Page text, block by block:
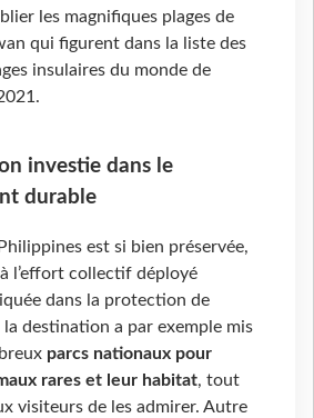
les magnifiques plages de
qui figurent dans la liste des
insulaires du monde de
investie dans le
durable
est si bien préservée,
à l’effort collectif déployé
dans la protection de
la destination a par exemple mis
parcs nationaux pour
rares et leur habitat, tout
visiteurs de les admirer. Autre